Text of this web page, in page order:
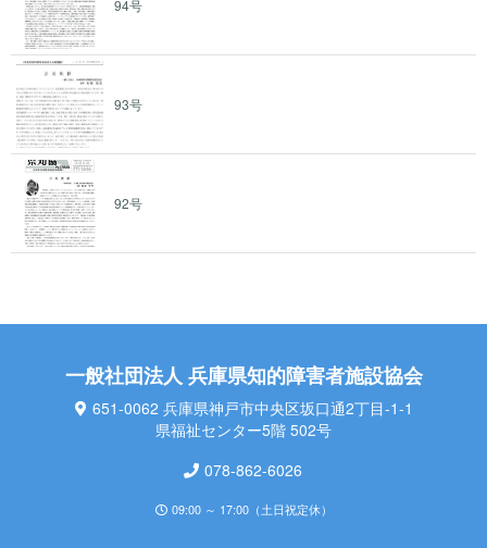
94号
93号
92号
一般社団法人 兵庫県知的障害者施設協会
651-0062 兵庫県神戸市中央区坂口通2丁目-1-1
県福祉センター5階 502号
078-862-6026
09:00 ～ 17:00（土日祝定休）